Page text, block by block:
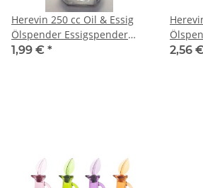
Herevin 250 cc Oil & Essig
Ölspender Essigspender
Glasflasche Deko Sirkelik
1,99 € *
Herevin
2,56